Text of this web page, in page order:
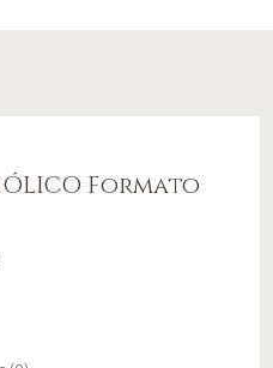
Formato